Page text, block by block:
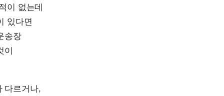
이 없는데
있다면
송장
이
다르거나,